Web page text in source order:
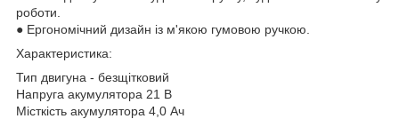
роботи.
● Ергономічний дизайн із м'якою гумовою ручкою.
Характеристика:
Тип двигуна - безщітковий
Напруга акумулятора 21 В
Місткість акумулятора 4,0 Ач